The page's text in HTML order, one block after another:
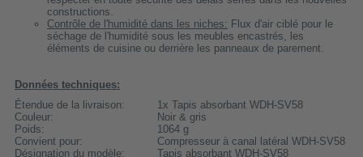
constructions.
Contrôle de l'humidité dans les niches: Flux d'air ciblé pour le
séchage de l'humidité sous les meubles encastrés, les
éléments de cuisine ou derrière les panneaux de parement.
Données techniques:
Étendue de la livraison:
1x Tapis absorbant WDH-SV58
Couleur:
Noir & gris
Poids:
1064 g
Convient pour:
Compresseur à canal latéral WDH-SV58
Désignation du modèle:
Tapis absorbant WDH-SV58